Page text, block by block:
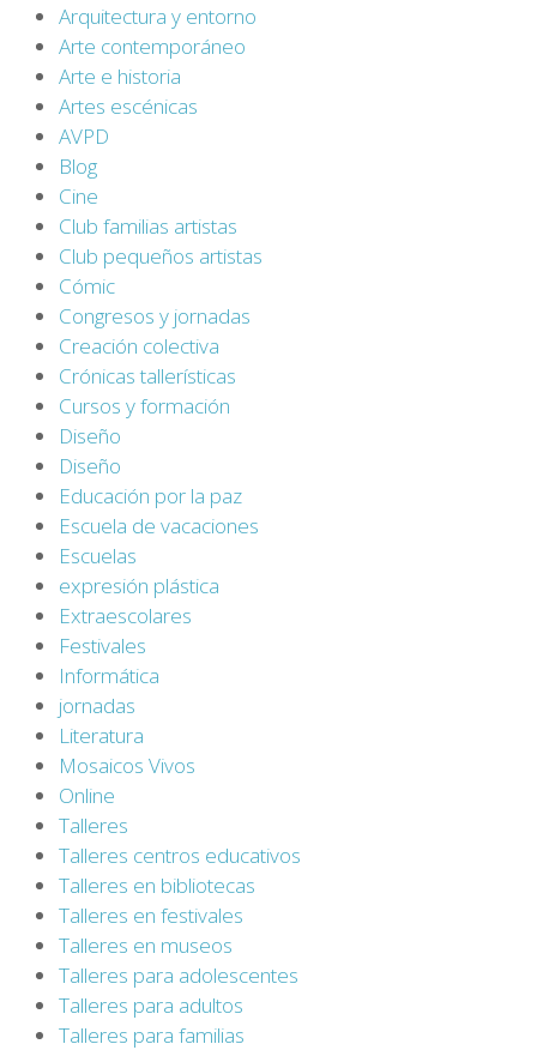
Arquitectura y entorno
Arte contemporáneo
Arte e historia
Artes escénicas
AVPD
Blog
Cine
Club familias artistas
Club pequeños artistas
Cómic
Congresos y jornadas
Creación colectiva
Crónicas tallerísticas
Cursos y formación
Diseño
Diseño
Educación por la paz
Escuela de vacaciones
Escuelas
expresión plástica
Extraescolares
Festivales
Informática
jornadas
Literatura
Mosaicos Vivos
Online
Talleres
Talleres centros educativos
Talleres en bibliotecas
Talleres en festivales
Talleres en museos
Talleres para adolescentes
Talleres para adultos
Talleres para familias